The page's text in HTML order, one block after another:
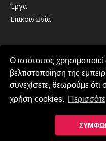
Ο ιστότοπος
βελτιστοποίηση της
συνεχίσετε, θεωρούμε ότι
χρήση cookies.
Έργα
Επικοινωνία
2610 439489
info@lirintzis.gr
Copyright © 2026 ·
Μεταλλικές
Πολιτική
Κατασκευή